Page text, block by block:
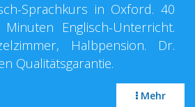
Sprachkurs in Oxford. 40
Englisch-Unterricht.
Halbpension. Dr.
Qualitätsgarantie.
Mehr